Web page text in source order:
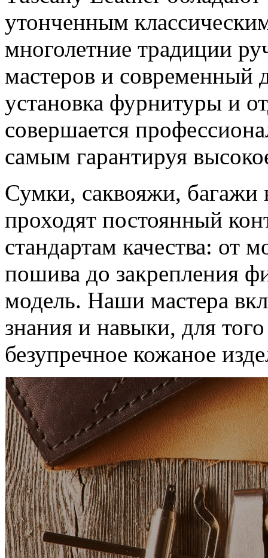
утонченным
многолетние традиции
мастеров и
установка фурнитуры и
совершается
самым гарантируя
Сумки, саквояжи, багажи
проходят постоянный
стандартам качества: от
пошива до закрепления
модель. Наши мастера
знания и навыки, для
безупречное кожаное